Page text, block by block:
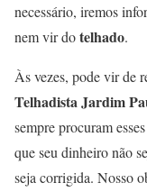
necessário, iremos
nem vir dotelhado.
Às vezes, pode vir de
Telhadista Jardim
sempre procuram
que seu dinheiro não
seja corrigida. Nosso